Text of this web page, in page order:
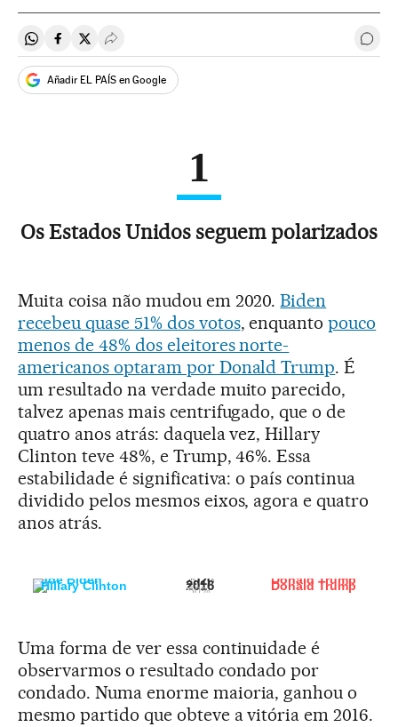
Compartir en Whatsapp
Compartir en Facebook
Compartir en Twitter
Desplegar Redes Sociales
Añadir EL PAÍS en Google
1
Os Estados Unidos seguem polarizados
Muita coisa não mudou em 2020.Biden
recebeu quase 51% dos votos, enquantopouco
menos de 48% dos eleitores norte-
americanos optaram por Donald Trump. É
um resultado na verdade muito parecido,
talvez apenas mais centrifugado, que o de
quatro anos atrás: daquela vez, Hillary
Clinton teve 48%, e Trump, 46%. Essa
estabilidade é significativa: o país continua
dividido pelos mesmos eixos, agora e quatro
anos atrás.
2020
Joe Biden Donald Trump
51% 48%
2016
Hillary Clinton Donald Trump
48%50%
Uma forma de ver essa continuidade é
observarmos o resultado condado por
condado. Numa enorme maioria, ganhou o
mesmo partido que obteve a vitória em 2016.